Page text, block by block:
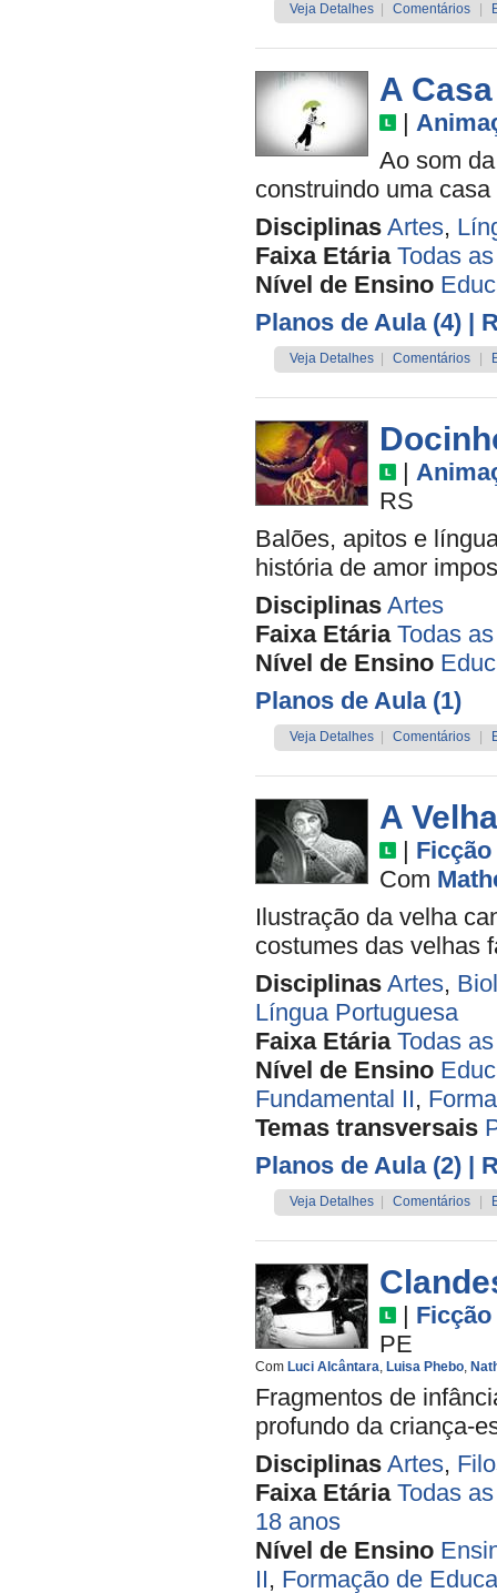
Veja Detalhes Comentários
A Casa
|
Ao som
construindo uma
Disciplinas Artes,
Faixa Etária Todas
Nível de Ensino
Planos de Aula (4) |
Veja Detalhes Comentários
|
RS
Balões, apitos e
história de amor
Disciplinas Artes
Faixa Etária Todas
Nível de Ensino
Planos de Aula (1)
Veja Detalhes Comentários
A
| Ficção
Com
Ilustração da velha
costumes das velhas
Disciplinas Artes,
Língua Portuguesa
Faixa Etária Todas
Nível de Ensino
Fundamental II,
Temas transversais
Planos de Aula (2) |
Veja Detalhes Comentários
| Ficção
PE
Com Luci Alcântara, Luisa Phebo,
Fragmentos de
profundo da criança-
Disciplinas Artes,
Faixa Etária Todas
18 anos
Nível de Ensino
II, Formação de